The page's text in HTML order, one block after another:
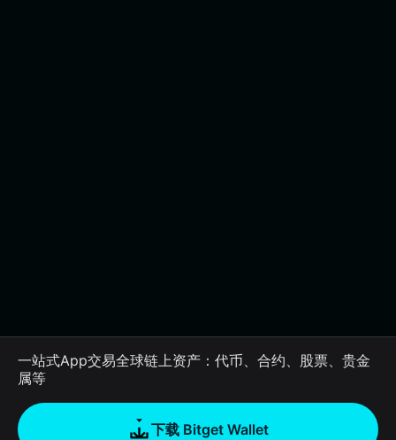
一站式App交易全球链上资产：代币、合约、股票、贵金
属等
下载 Bitget Wallet